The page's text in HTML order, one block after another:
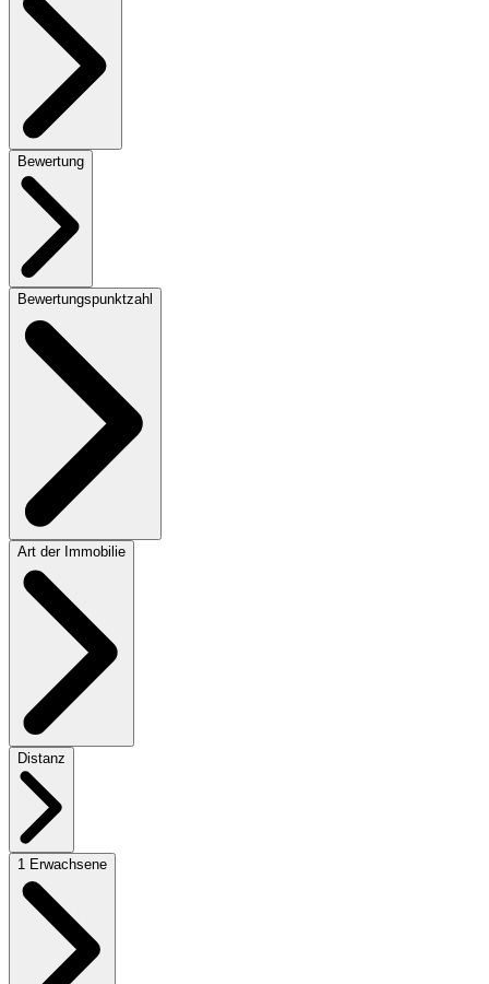
Bewertung
Bewertungspunktzahl
Art der Immobilie
Distanz
1 Erwachsene